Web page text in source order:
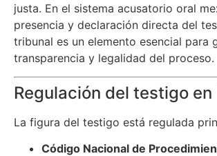
justa. En el sistema acusatorio oral
presencia y declaración directa del
tribunal es un elemento esencial para
transparencia y legalidad del proceso.
Regulación del testigo
La figura del testigo está regulada
Código Nacional de